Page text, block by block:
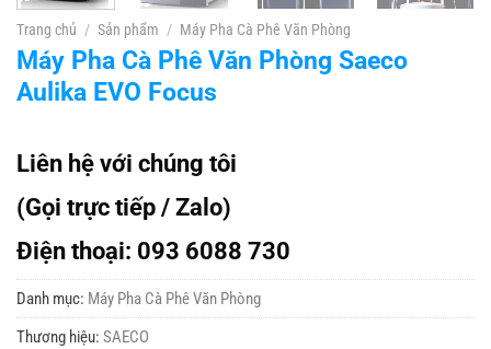
Trang chủ / Sản phẩm / Máy Pha Cà Phê Văn Phòng
Máy Pha Cà Phê Văn Phòng Saeco
Aulika EVO Focus
Liên hệ với chúng tôi
(Gọi trực tiếp / Zalo)
Điện thoại: 093 6088 730
Danh mục: Máy Pha Cà Phê Văn Phòng
Thương hiệu: SAECO